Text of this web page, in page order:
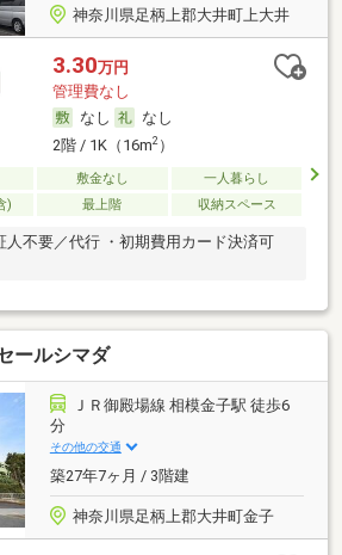
神奈川県足柄上郡大井町上大井
3.30万円
管理費なし
なし
なし
2階 / 1K（16m2）
敷金なし
一人暮らし
)
最上階 収納スペース
人不要／代行 ・初期費用カード決済可
ールシマダ
ＪＲ御殿場線 相模金子駅 徒歩6
分
その他の交通
築27年7ヶ月 / 3階建
神奈川県足柄上郡大井町金子